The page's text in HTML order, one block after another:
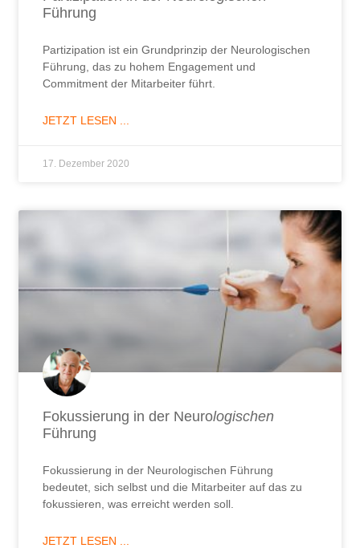
Führung
Partizipation ist ein Grundprinzip der Neurologischen
Führung, das zu hohem Engagement und
Commitment der Mitarbeiter führt.
JETZT LESEN ...
17. Dezember 2020
Fokussierung in der Neurologischen
Führung
Fokussierung in der Neurologischen Führung
bedeutet, sich selbst und die Mitarbeiter auf das zu
fokussieren, was erreicht werden soll.
JETZT LESEN ...